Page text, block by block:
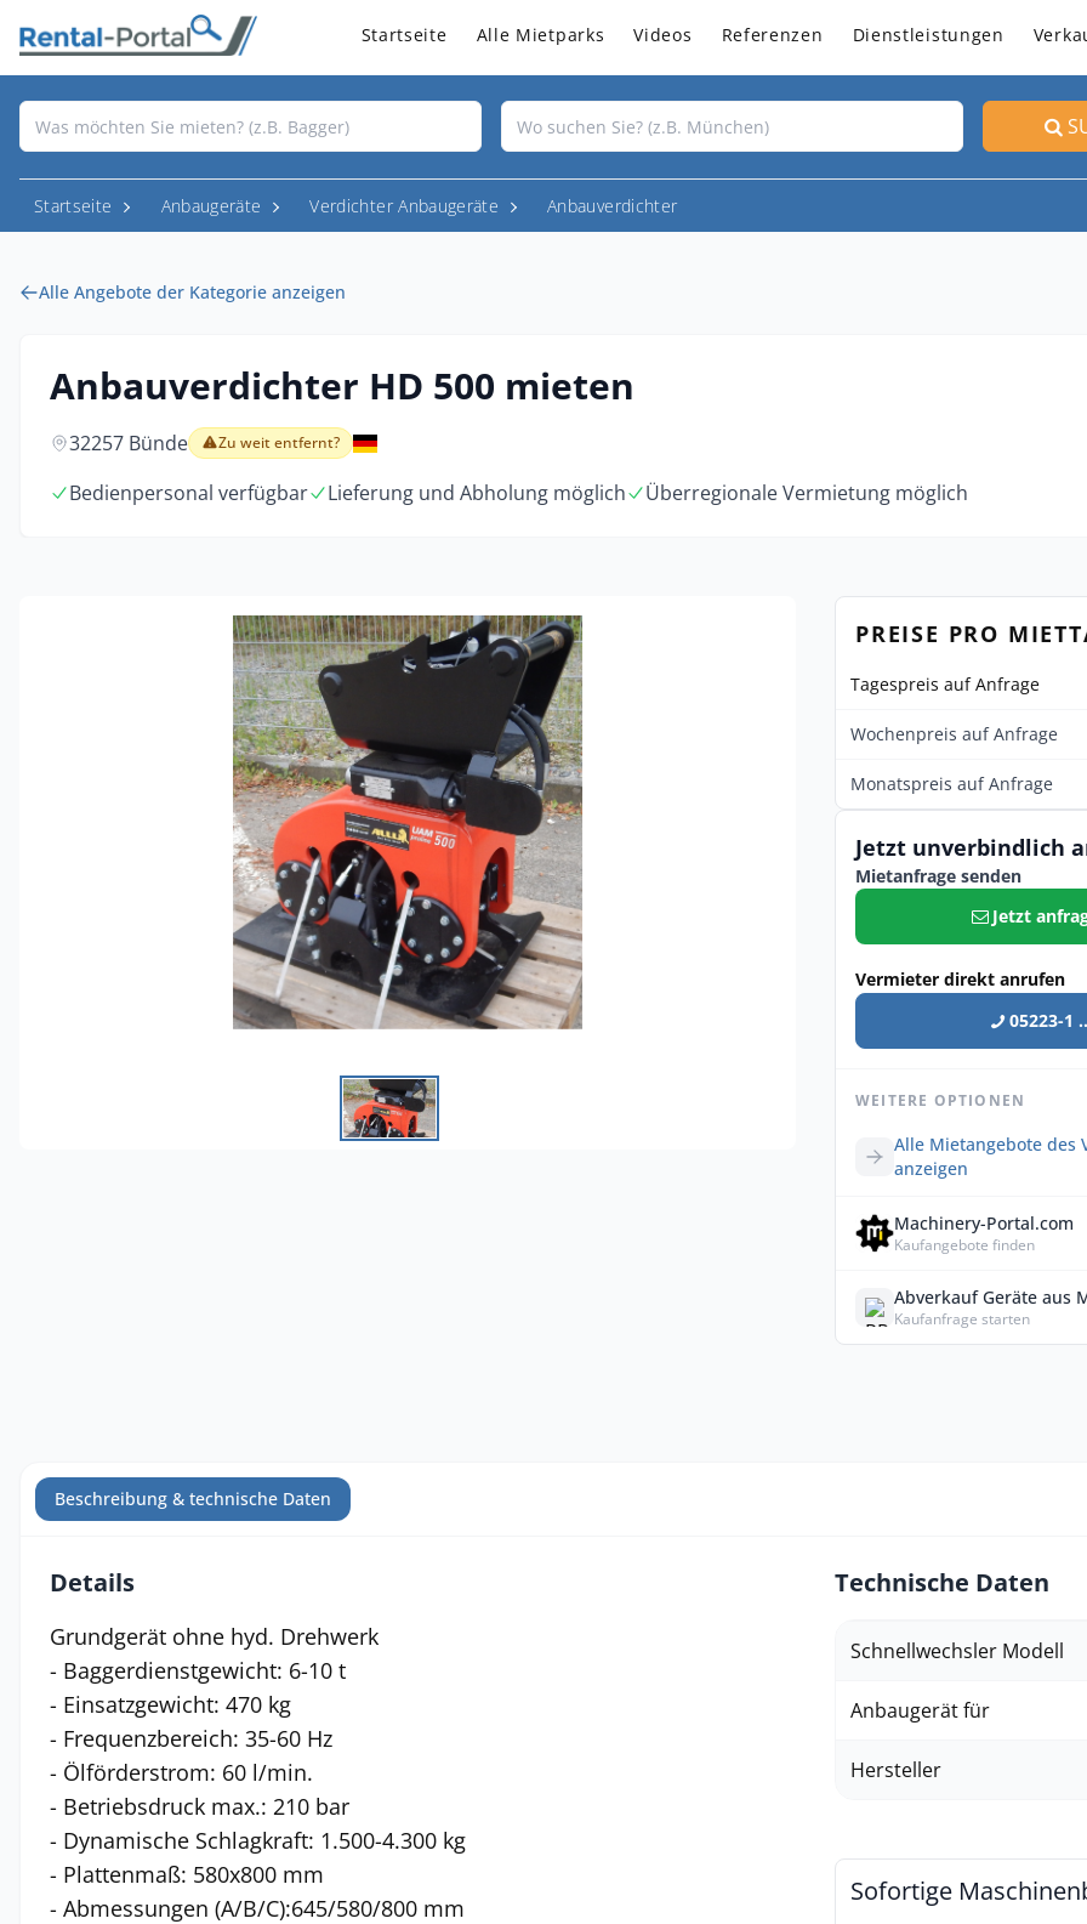
Startseite Alle Mietparks Videos Referenzen Dienstleistungen
Startseite Anbaugeräte Verdichter Anbaugeräte Anbauverdichter
Alle Angebote der Kategorie anzeigen
Anbauverdichter HD 500 mieten
32257 Bünde Zu weit entfernt?
Bedienpersonal verfügbar Lieferung und Abholung möglich Überregionale Vermietung möglich
PREISE PRO
Tagespreis auf Anfrage
Wochenpreis auf Anfrage
Monatspreis auf Anfrage
Jetzt unverbindlich
Mietanfrage senden
Jetzt
Vermieter direkt anrufen
05223-1
WEITERE OPTIONEN
Alle Mietangebote des
anzeigen
Machinery-Portal.com
Kaufangebote finden
Abverkauf Geräte aus
Kaufanfrage starten
Beschreibung & technische Daten
Details
Grundgerät ohne hyd. Drehwerk
- Baggerdienstgewicht: 6-10 t
- Einsatzgewicht: 470 kg
- Frequenzbereich: 35-60 Hz
- Ölförderstrom: 60 l/min.
- Betriebsdruck max.: 210 bar
- Dynamische Schlagkraft: 1.500-4.300 kg
- Plattenmaß: 580x800 mm
- Abmessungen (A/B/C):645/580/800 mm
Technische Daten
Schnellwechsler Modell
Anbaugerät für
Hersteller
Sofortige